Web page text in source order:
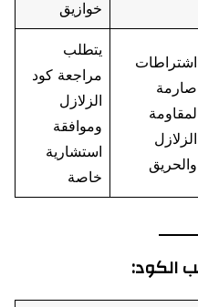
خوازيق
اشتراطات
صارمة
لمقاومة
الزلازل
والحريق
يتطلب
مراجعة كود
الزلازل
وموافقة
استشارية
خاصة
الكود: